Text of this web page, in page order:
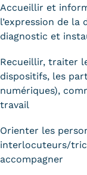
Accueillir et
l’expression de
diagnostic et
Recueillir, traiter
dispositifs, les
numériques),
travail
Orienter les
interlocuteurs/
accompagner